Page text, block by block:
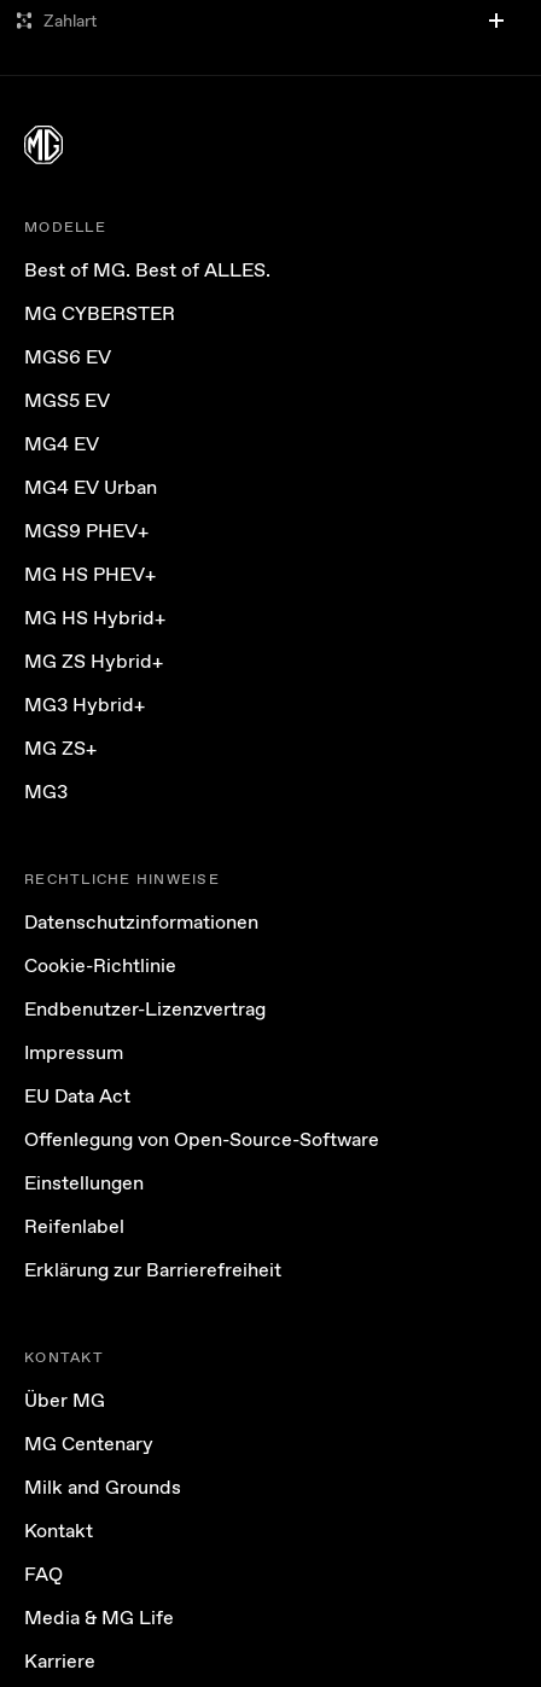
Zahlart
MODELLE
Best of MG. Best of ALLES.
MG CYBERSTER
MGS6 EV
MGS5 EV
MG4 EV
MG4 EV Urban
MGS9 PHEV+
MG HS PHEV+
MG HS Hybrid+
MG ZS Hybrid+
MG3 Hybrid+
MG ZS+
MG3
RECHTLICHE HINWEISE
Datenschutzinformationen
Cookie-Richtlinie
Endbenutzer-Lizenzvertrag
Impressum
EU Data Act
Offenlegung von Open-Source-Software
Einstellungen
Reifenlabel
Erklärung zur Barrierefreiheit
KONTAKT
Über MG
MG Centenary
Milk and Grounds
Kontakt
FAQ
Media & MG Life
Karriere